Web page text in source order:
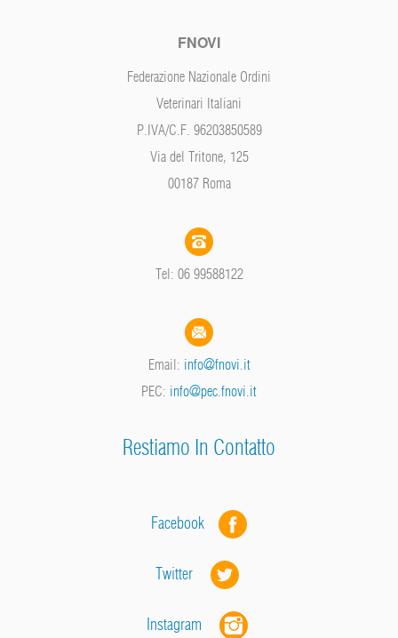
FNOVI
Federazione Nazionale Ordini
Veterinari Italiani
P.IVA/C.F. 96203850589
Via del Tritone, 125
00187 Roma
Tel: 06 99588122
Email: info@fnovi.it
PEC: info@pec.fnovi.it
Restiamo In Contatto
Facebook
Twitter
Instagram